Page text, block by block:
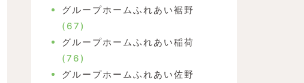
グループホームふれあい裾野
(67)
グループホームふれあい稲荷
(76)
グループホームふれあい佐野